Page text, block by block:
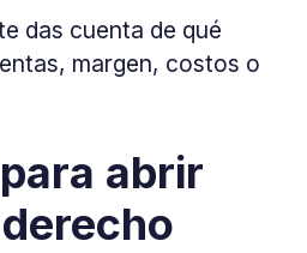
das cuenta de qué
margen, costos o
abrir